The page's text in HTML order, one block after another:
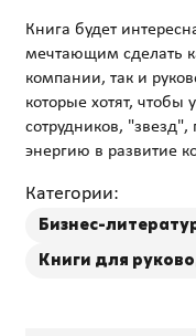
Книга будет
мечтающим сделать
компании, так и
которые хотят,
сотрудников,
Категории:
Бизнес-
Книги для